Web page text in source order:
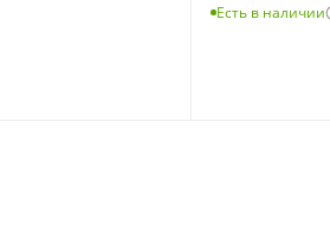
Есть в наличии